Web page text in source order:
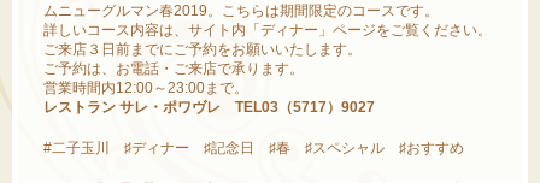
ムニューグルマン春2019。こちらは期間限定のコースです。
詳しいコース内容は、サイト内「ディナー」ページをご覧ください。
ご来店３日前までにご予約をお願いいたします。
ご予約は、お電話・ご来店で承ります。
営業時間内12:00～23:00まで。
レストラン サレ・ポワヴレ TEL03（5717）9027
#二子玉川 ♯ディナー ♯記念日 ♯春 ♯スペシャル ♯おすすめ